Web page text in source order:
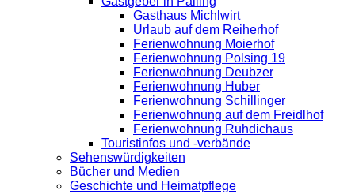
Gasthaus Michlwirt
Urlaub auf dem Reiherhof
Ferienwohnung Moierhof
Ferienwohnung Polsing 19
Ferienwohnung Deubzer
Ferienwohnung Huber
Ferienwohnung Schillinger
Ferienwohnung auf dem Freidlhof
Ferienwohnung Ruhdichaus
Touristinfos und -verbände
Sehenswürdigkeiten
Bücher und Medien
Geschichte und Heimatpflege